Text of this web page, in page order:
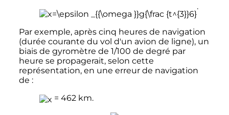
.
Par exemple, après cinq heures de navigation
(durée courante du vol d'un avion de ligne), un
biais de gyromètre de 1/100 de degré par
heure se propagerait, selon cette
représentation, en une erreur de navigation
de :
= 462 km.